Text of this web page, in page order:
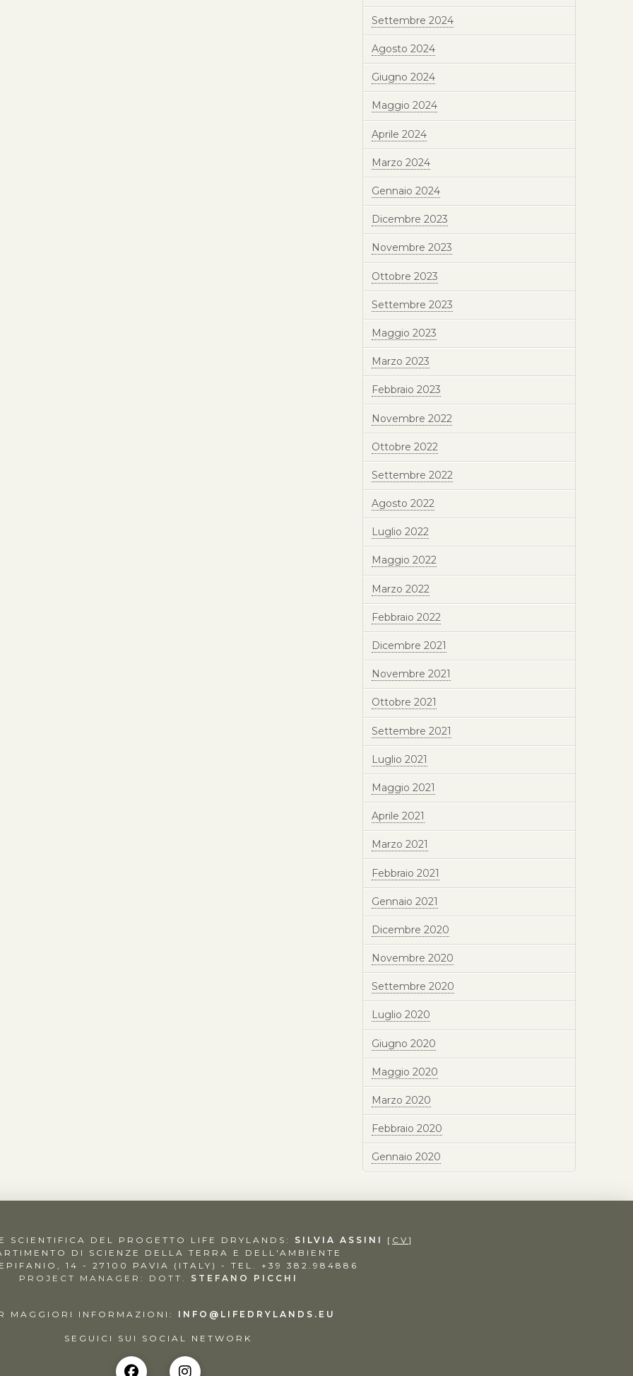
Settembre 2024
Agosto 2024
Giugno 2024
Maggio 2024
Aprile 2024
Marzo 2024
Gennaio 2024
Dicembre 2023
Novembre 2023
Ottobre 2023
Settembre 2023
Maggio 2023
Marzo 2023
Febbraio 2023
Novembre 2022
Ottobre 2022
Settembre 2022
Agosto 2022
Luglio 2022
Maggio 2022
Marzo 2022
Febbraio 2022
Dicembre 2021
Novembre 2021
Ottobre 2021
Settembre 2021
Luglio 2021
Maggio 2021
Aprile 2021
Marzo 2021
Febbraio 2021
Gennaio 2021
Dicembre 2020
Novembre 2020
Settembre 2020
Luglio 2020
Giugno 2020
Maggio 2020
Marzo 2020
Febbraio 2020
Gennaio 2020
SCIENTIFICA DEL PROGETTO LIFE DRYLANDS: SILVIA ASSINI [ CV ]
DI SCIENZE DELLA TERRA E DELL'AMBIENTE
14 - 27100 PAVIA (ITALY) - TEL. +39 382.984886
PROJECT MANAGER: DOTT. STEFANO PICCHI
MAGGIORI INFORMAZIONI: INFO@LIFEDRYLANDS.EU
SEGUICI SUI SOCIAL NETWORK